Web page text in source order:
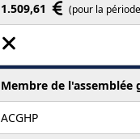
1.509,61 (pour la
Membre de l'assemblée
ACGHP